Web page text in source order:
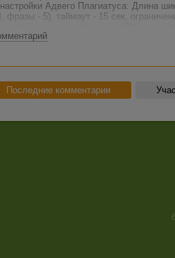
Адвего Плагиатуса: Длина
фразы - 5), таймаут - 15 сек,
advego.ru/blog/read/faq_plagiatus/
причины завышенных
настройки программы,
проблемы пишите в ЛПА - мы
Последние комментарии